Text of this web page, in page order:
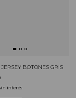
BOTONES GRIS
interés